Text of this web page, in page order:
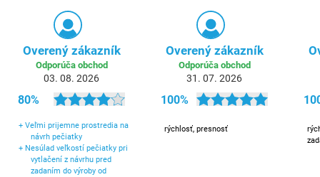
Overený zákazník
Odporúča obchod
03. 08. 2026
80%
+ Veľmi prijemne prostredia na
návrh pečiatky
+ Nesúlad veľkostí pečiatky pri
vytlačení z návrhu pred
zadaním do výroby od
Overený zákazník
Odporúča obchod
31. 07. 2026
100%
rýchlosť, presnosť